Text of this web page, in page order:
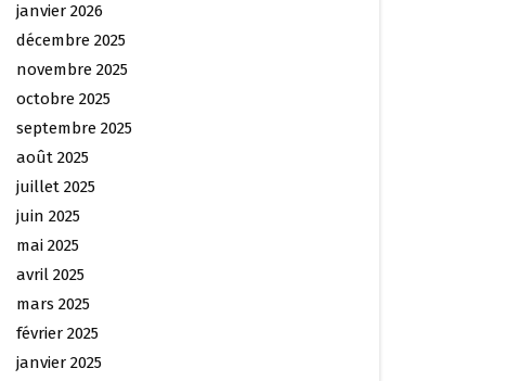
janvier 2026
décembre 2025
novembre 2025
octobre 2025
septembre 2025
août 2025
juillet 2025
juin 2025
mai 2025
avril 2025
mars 2025
février 2025
janvier 2025